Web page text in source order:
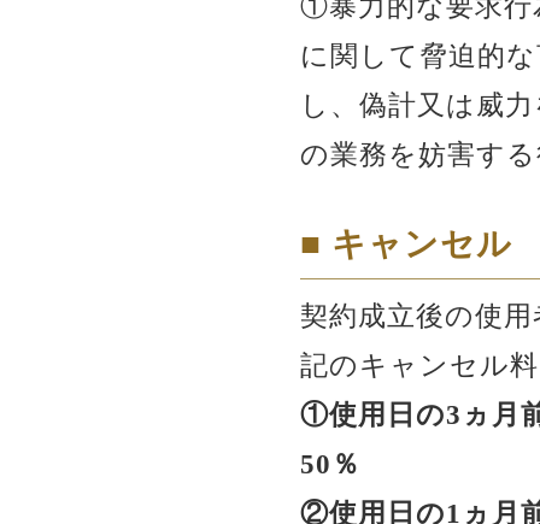
に関して脅迫的
し、偽計又は威
の業務を妨害す
■ キャンセル
契約成立後の使
記のキャンセル
①使用日の3ヵ月
50％
②使用日の1ヵ月